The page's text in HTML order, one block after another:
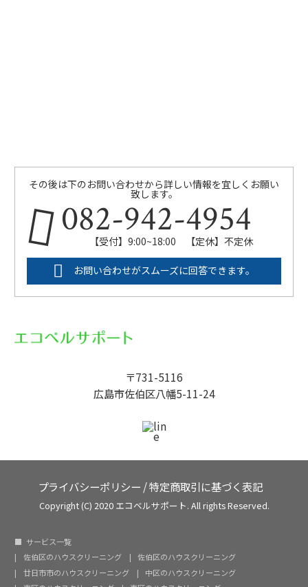
その後は下のお問い合わせから詳しい情報を宜しくお願い
致します。
082-942-4954
【受付】9:00~18:00 【定休】不定休
お問い合わせがスムーズに回答できます。
〒731-5116
広島市佐伯区八幡5-11-24
プライバシーポリシー /特定商取引に基づく表記
Copyright (C) 2020 エコベルサポート. All rights Reserved.
サービス一覧
佐伯区のハウスクリーニング
佐伯区のハウスクリーニング
廿日市市のハウスクリーニング
中区のハウスクリーニング